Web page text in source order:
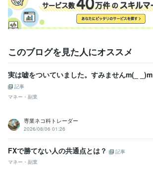
このブログを見た人にオススメ
実は嘘をついていました。すみませんm(_ _)m
記事
マネー・副業
専業ネコ科トレーダー
2026/08/06 01:26
FXで勝てない人の共通点とは？
記事
マネー・副業